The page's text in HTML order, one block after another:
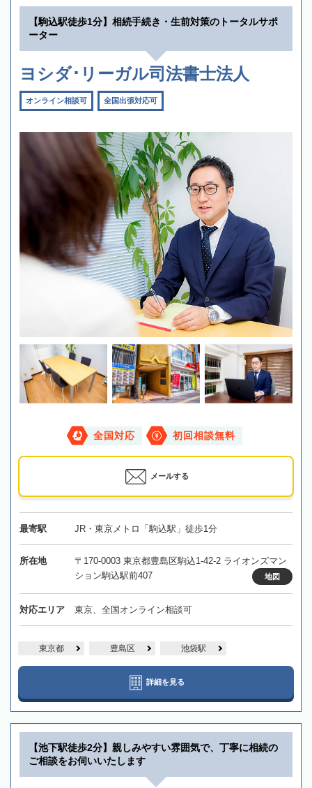
【駒込駅徒歩1分】相続手続き・生前対策のトータルサポ
ーター
ヨシダ･リーガル司法書士法人
オンライン相談可 全国出張対応可
全国対応 初回相談無料
メールする
最寄駅 JR・東京メトロ「駒込駅」徒歩1分
所在地
〒170-0003 東京都豊島区駒込1-42-2 ライオンズマン
ション駒込駅前407
地図
対応エリア 東京、全国オンライン相談可
東京都 豊島区 池袋駅
詳細を見る
【池下駅徒歩2分】親しみやすい雰囲気で、丁寧に相続の
ご相談をお伺いいたします